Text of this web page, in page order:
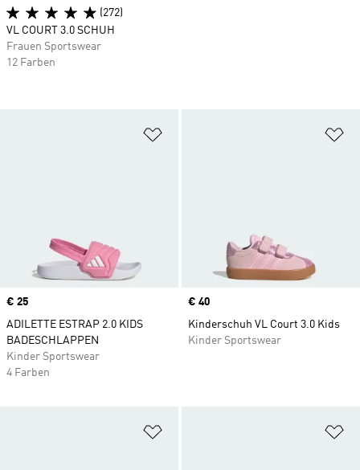
Price
€ 25
ADILETTE ESTRAP 2.0 KIDS
BADESCHLAPPEN
Kinder Sportswear
4 Farben
Price
€ 40
Kinderschuh VL Court 3.0 Kids
Kinder Sportswear
(272)
VL COURT 3.0 SCHUH
Frauen Sportswear
12 Farben